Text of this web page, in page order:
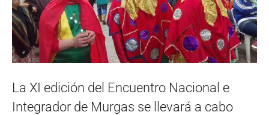
La XI edición del Encuentro Nacional e
Integrador de Murgas se llevará a cabo